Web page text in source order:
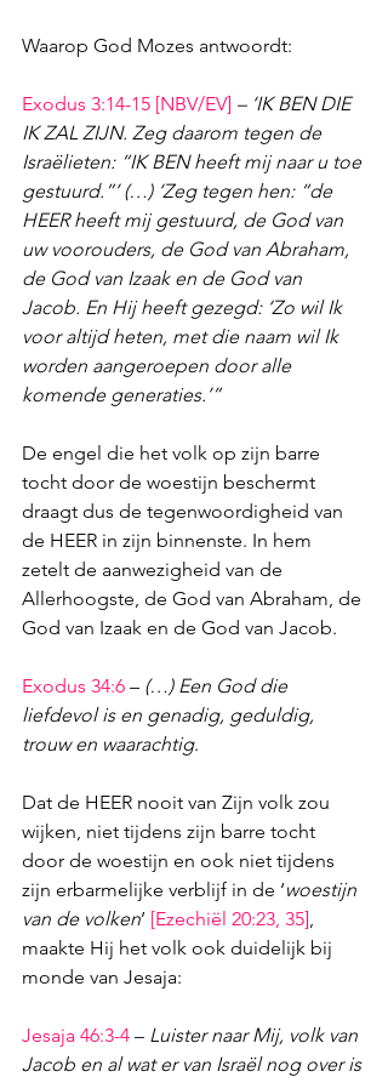
Waarop God Mozes antwoordt:
Exodus 3:14-15 [NBV/EV] – ‘IK BEN DIE
IK ZAL ZIJN. Zeg daarom tegen de
Israëlieten: “IK BEN heeft mij naar u toe
gestuurd.”’ (…) ‘Zeg tegen hen: “de
HEER heeft mij gestuurd, de God van
uw voorouders, de God van Abraham,
de God van Izaak en de God van
Jacob. En Hij heeft gezegd: ‘Zo wil Ik
voor altijd heten, met die naam wil Ik
worden aangeroepen door alle
komende generaties.’”
De engel die het volk op zijn barre
tocht door de woestijn beschermt
draagt dus de tegenwoordigheid van
de HEER in zijn binnenste. In hem
zetelt de aanwezigheid van de
Allerhoogste, de God van Abraham, de
God van Izaak en de God van Jacob.
Exodus 34:6 – (…) Een God die
liefdevol is en genadig, geduldig,
trouw en waarachtig.
Dat de HEER nooit van Zijn volk zou
wijken, niet tijdens zijn barre tocht
door de woestijn en ook niet tijdens
zijn erbarmelijke verblijf in de ‘woestijn
van de volken’ [Ezechiël 20:23 35]
maakte Hij het volk ook duidelijk bij
monde van Jesaja:
Jesaja 46:3-4 – Luister naar Mij, volk van
Jacob en al wat er van Israël nog over is